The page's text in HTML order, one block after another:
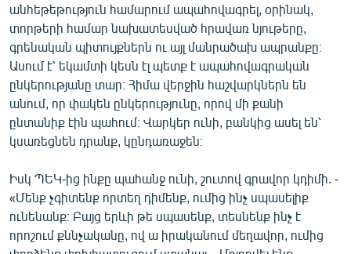
անհեթեթություն համարում ապահովագրել, օրինակ,
տորթերի համար նախատեսված հրավառ նյութերը,
գրենական պիտույքներն ու այլ մանրածախ ապրանքը։
Ասում է՝ եկամտի կեսն էլ պետք է ապահովագրական
ընկերությանը տար։ Հիմա վերջին հաշվարկներն են
անում, որ փակեն ընկերությունը, որով մի քանի
ընտանիք էին պահում։ Վարկեր ունի, բանկից ասել են՝
կսառեցնեն դրանք, կընդառաջեն։
Իսկ ՊԵԿ-ից ինքը պահանջ ունի, շուտով գրավոր կդիմի. -
«Մենք չգիտենք որտեղ դիմենք, ումից ինչ սպասելիք
ունենանք։ Բայց երևի թե սպասենք, տեսնենք ինչ է
որոշում քննչականը, ով ա իրականում մեղավոր, ումից